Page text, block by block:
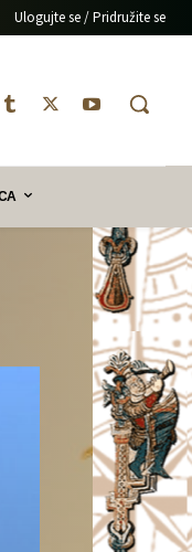
Ulogujte se / Pridružite se